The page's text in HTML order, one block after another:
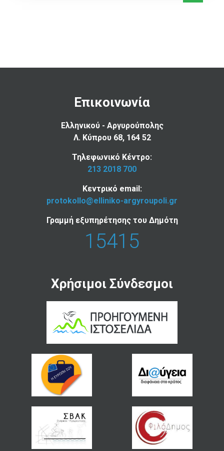
Επικοινωνία
Ελληνικού - Αργυρούπολης
Λ. Κύπρου 68, 164 52
Τηλεφωνικό Κέντρο:
213 2018 700
Κεντρικό email:
protokollo@elliniko-argyroupoli.gr
Γραμμή εξυπηρέτησης του Δημότη
15415
Χρήσιμοι Σύνδεσμοι